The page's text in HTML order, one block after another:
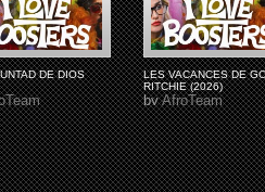
DE DIOS
LES VACANCES DE
RITCHIE (2026)
byAfroTeam